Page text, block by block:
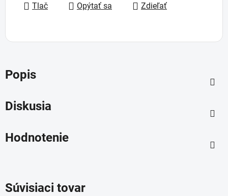
Tlač
Opýtať sa Zdieľať
Popis
Diskusia
Hodnotenie
Súvisiaci tovar